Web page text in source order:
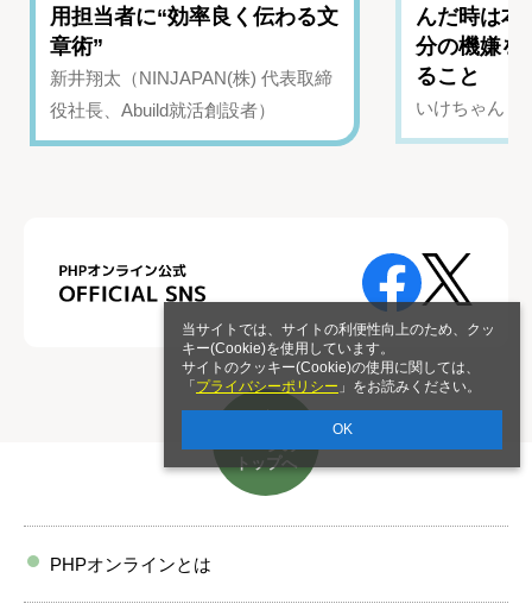
当サイトでは、サイトの利便性向上のため、クッ
キー(Cookie)を使用しています。
サイトのクッキー(Cookie)の使用に関しては、
「 プライバシーポリシー 」をお読みください。
OK
用担当者に“効率良く伝わる文
章術”
新井翔太（NINJAPAN(株) 代表取締
役社長、Abuild就活創設者）
んだ時は
分の機嫌を
ること
いけちゃん（
ページの
トップへ
PHPオンラインとは